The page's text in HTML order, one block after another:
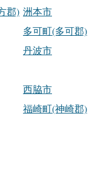
郡) 洲本市
多可町(多可郡)
丹波市
西脇市
福崎町(神崎郡)